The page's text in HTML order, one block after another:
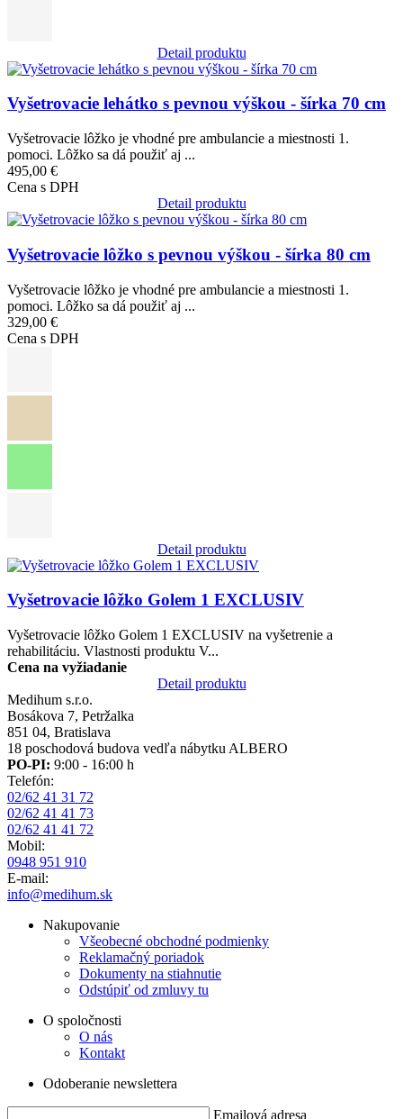
Detail produktu
Obrázok
Vyšetrovacie lehátko s pevnou výškou - šírka 70 cm
Vyšetrovacie lôžko je vhodné pre ambulancie a miestnosti 1.
pomoci. Lôžko sa dá použiť aj ...
495,00 €
Cena s DPH
Detail produktu
Obrázok
Vyšetrovacie lôžko s pevnou výškou - šírka 80 cm
Vyšetrovacie lôžko je vhodné pre ambulancie a miestnosti 1.
pomoci. Lôžko sa dá použiť aj ...
329,00 €
Cena s DPH
Detail produktu
Obrázok
Vyšetrovacie lôžko Golem 1 EXCLUSIV
Vyšetrovacie lôžko Golem 1 EXCLUSIV na vyšetrenie a
rehabilitáciu. Vlastnosti produktu V...
Cena na vyžiadanie
Detail produktu
Medihum s.r.o.
Bosákova 7, Petržalka
851 04, Bratislava
18 poschodová budova vedľa nábytku ALBERO
PO-PI: 9:00 - 16:00 h
Telefón:
02/62 41 31 72
02/62 41 41 73
02/62 41 41 72
Mobil:
0948 951 910
E-mail:
info@medihum.sk
Nakupovanie
Všeobecné obchodné podmienky
Reklamačný poriadok
Dokumenty na stiahnutie
Odstúpiť od zmluvy tu
O spoločnosti
O nás
Kontakt
Odoberanie newslettera
Emailová adresa